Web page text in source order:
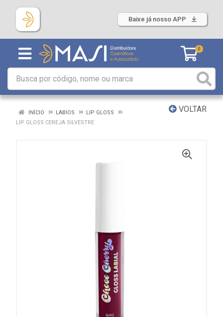
Baixe já nosso APP
0
VOLTAR
INÍCIO LABIOS
LIP GLOSS
LIP GLOSS CEREJA SILVESTRE